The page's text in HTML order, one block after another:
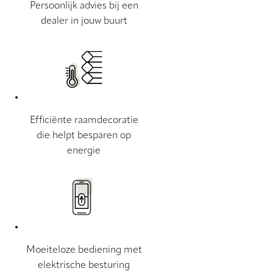
Persoonlijk advies bij een
dealer in jouw buurt
Efficiënte raamdecoratie
die helpt besparen op
energie
Moeiteloze bediening met
elektrische besturing